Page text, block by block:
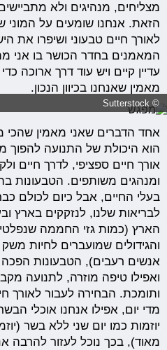
מצליחים, מנהיגים ולא
הזאת. אנחנו שומעים על המוני
לאורך חיים טבעוני ושיפרו את
המאמנים בחדר הכושר בו אני
עדיין קיים ויש עוד דרך ארוכה
מאמין שאנחנו בכיוון הנכון.
© Sutterstock
אחד הדברים שאני מאמין שהכי
הוא היכולת של התנועה
אורך חיים ספציפי, לדרך חיים
ומנהגים משותפים.
בעלי החיים, אבל כיום לכולם
לבריאות שלנו, לנזקקים בארץ
הארץ (כמות גזי החממה
והגידולים שמועברים לחיות
אנשים רעבים), הטבעונות
ואפילו טיפה מוזרה, לתנועה
ותומכת. הבחירה לעבור לאורך
מדי יום, אפילו אנחנו אוכלי
יוזמות כמו יום שני ללא בשר
מאוד), בכך נוכל לעזור להרבה